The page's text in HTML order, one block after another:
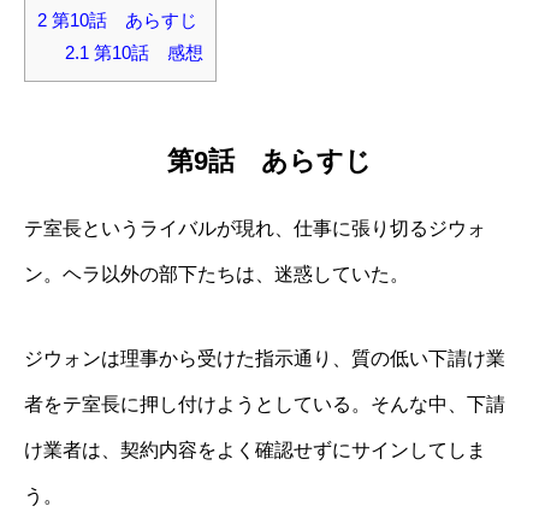
2 第10話 あらすじ
2.1 第10話 感想
第9話 あらすじ
テ室長というライバルが現れ、仕事に張り切るジウォ
ン。ヘラ以外の部下たちは、迷惑していた。
ジウォンは理事から受けた指示通り、質の低い下請け業
者をテ室長に押し付けようとしている。そんな中、下請
け業者は、契約内容をよく確認せずにサインしてしま
う。